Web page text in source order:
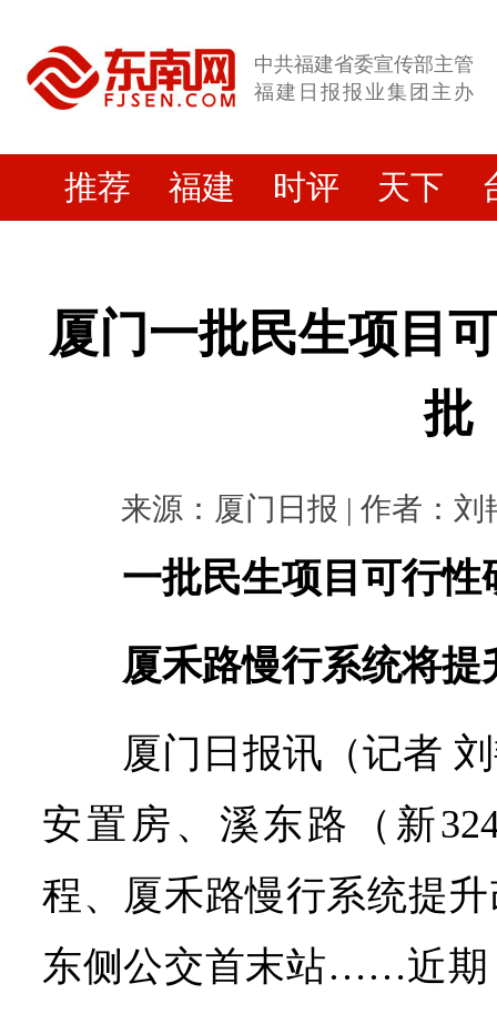
中共福建省委宣传部主管
福建日报报业集团主办
推荐 福建 时评 天下
厦门一批民生项目
批
来源：厦门日报 | 作者：刘
一批民生项目可行性
厦禾路慢行系统将提
厦门日报讯（记者
安置房、溪东路（新
程、厦禾路慢行系统提
东侧公交首末站……近期